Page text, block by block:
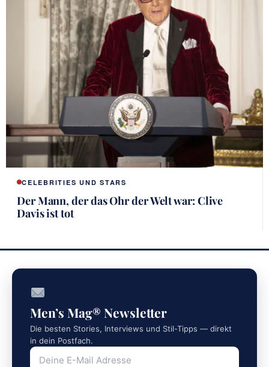
CELEBRITIES UND STARS
Der Mann, der das Ohr der Welt war: Clive
Davis ist tot
Men’s Mag® Newsletter
Die besten Stories, Interviews und Stil-Tipps — direkt
in dein Postfach.